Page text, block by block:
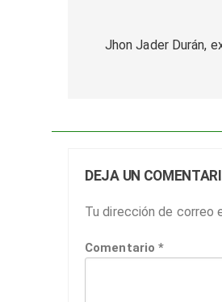
Jhon Jader Durán,
DEJA UN
Tu dirección de correo
Comentario*